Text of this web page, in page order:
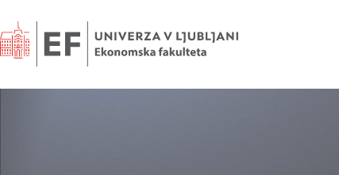
Domov